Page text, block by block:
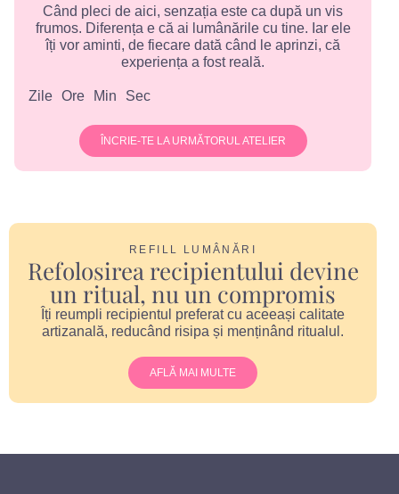
Când pleci de aici, senzația este ca după un vis
frumos. Diferența e că ai lumânările cu tine. Iar ele
îți vor aminti, de fiecare dată când le aprinzi, că
experiența a fost reală.
Zile Ore Min Sec
ÎNCRIE-TE LA URMĂTORUL ATELIER
REFILL LUMÂNĂRI
Refolosirea recipientului devine
un ritual, nu un compromis
Îți reumpli recipientul preferat cu aceeași calitate
artizanală, reducând risipa și menținând ritualul.
AFLĂ MAI MULTE